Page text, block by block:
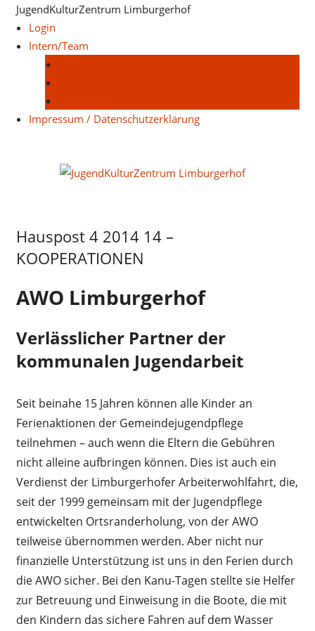
Zum
Inhalt
springen
JugendKulturZentrum Limburgerhof
Login
Intern/Team
Impressum / Datenschutzerklärung
Hauspost
4 2014
Hauspost 4 2014 14 –
KOOPERATIONEN
AWO Limburgerhof
Verlässlicher Partner der
kommunalen Jugendarbeit
Seit beinahe 15 Jahren können alle Kinder an
Ferienaktionen der Gemeindejugendpflege
teilnehmen – auch wenn die Eltern die Gebühren
nicht alleine aufbringen können. Dies ist auch ein
Verdienst der Limburgerhofer Arbeiterwohlfahrt, die,
seit der 1999 gemeinsam mit der Jugendpflege
entwickelten Ortsranderholung, von der AWO
teilweise übernommen werden. Aber nicht nur
finanzielle Unterstützung ist uns in den Ferien durch
die AWO sicher. Bei den Kanu-Tagen stellte sie Helfer
zur Betreuung und Einweisung in die Boote, die mit
den Kindern das sichere Fahren auf dem Wasser